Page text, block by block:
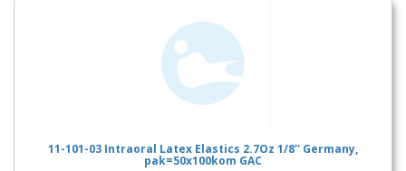
11-101-03 Intraoral Latex Elastics 2.7Oz 1/8'' Germany,
pak=50x100kom GAC